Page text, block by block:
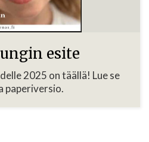
esite
2025 on täällä! Lue se
paperiversio.